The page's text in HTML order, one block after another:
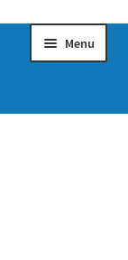
Menu